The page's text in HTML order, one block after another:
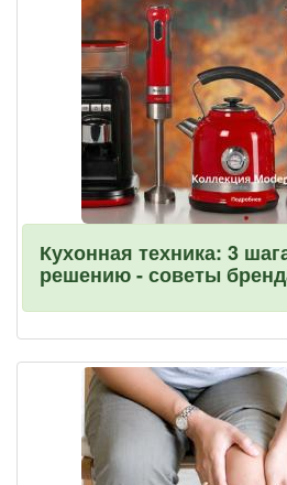
Кухонная техника: 3
решению - советы